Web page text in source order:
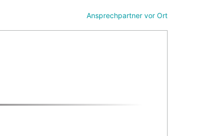
Ansprechpartner vor Ort